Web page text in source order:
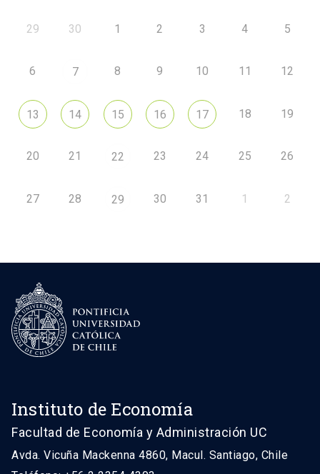
29 30 1 2 3 4 5
6 7 8 9 10 11 12
13 14 15 16 17 18 19
20 21 22 23 24 25 26
27 28 29 30 31 1 2
Instituto de Economía
Facultad de Economía y Administración UC
Avda. Vicuña Mackenna 4860, Macul. Santiago, Chile